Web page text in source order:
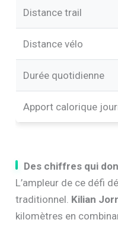
Distance trail
Distance vélo
Durée quotidienne
Apport calorique
Des chiffres qui
L’ampleur de ce défi
traditionnel. Kilian
kilomètres en